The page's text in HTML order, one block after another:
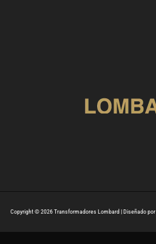
Copyright © 2026 Transformadores Lombard | Diseñado por